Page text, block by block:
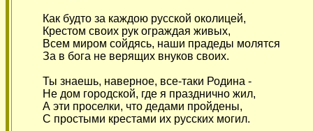
Как будто за каждою русской околицей,
Крестом своих рук ограждая живых,
Всем миром сойдясь, наши прадеды молятся
За в бога не верящих внуков своих.
Ты знаешь, наверное, все-таки Родина -
Не дом городской, где я празднично жил,
А эти проселки, что дедами пройдены,
С простыми крестами их русских могил.